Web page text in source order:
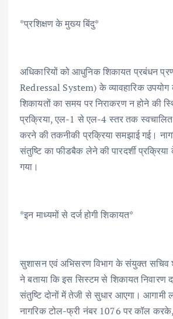
*प्रशिक्षण के मुख्य बिंदु*
अधिकारियों को आधुनिक शिकायत प्रबंधन
Redressal System) के व्यावहारिक उपयोग
शिकायतों का समय पर निराकरण न होने की
प्रक्रिया, एल-1 से एल-4 स्तर तक
करने की तकनीकी प्रक्रिया समझाई गई।
संतुष्टि का फीडबैक लेने की पारदर्शी प्रक्रिया
गया।
*इन माध्यमों से दर्ज होगी शिकायत*
सुशासन एवं अभिसरण विभाग के संयुक्त सचिव
ने बताया कि इस सिस्टम से शिकायत निवारण
संतुष्टि दोनों में तेजी से सुधार आएगा। आगामी
नागरिक टोल-फ्री नंबर 1076 पर कॉल करके,